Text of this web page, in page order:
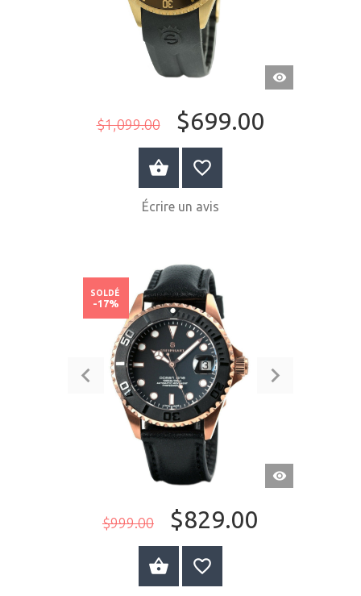
APERÇU
RAPIDE
$1,099.00 $699.00
ACHETER MAINTENANT
Écrire un avis
APERÇU
RAPIDE
$999.00 $829.00
SOLDÉ
-17%
ACHETER MAINTENANT